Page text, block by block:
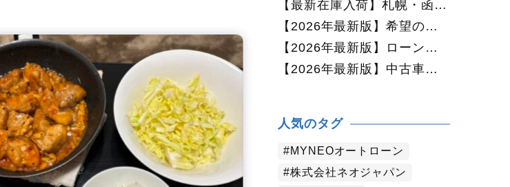
【最新在庫入荷】札幌・函館で人気の中古車が続々入庫中｜早い者勝ち！【ホンダ N-BOX660カスタムG Lパッケージ 4WD】
【2026年最新版】希望の中古車が見つからない方へ｜ネオカーオーダーで理想の一台を全国からお探しします
【2026年最新版】ローンに不安がある方へ｜ネオドライブローンの窓口で新しいカーライフをサポート
【2026年最新版】中古車購入でよくある質問20選｜初めての方でも失敗しない完全ガイド【札幌・北海道対応】
人気のタグ
MYNEOオートローン
株式会社ネオジャパン